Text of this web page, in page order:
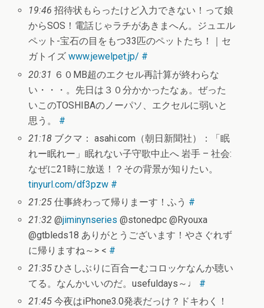
19:46 招待状もらったけど入力できない！って娘
からSOS！電話じゃラチがあきまへん。ジュエル
ペット-宝石の目をもつ33匹のペットたち！｜セ
ガトイズwww.jewelpet.jp/ #
20:31 ６０MB超のエクセル再計算が終わらな
い・・・。先日は３０分かかったなぁ。ぜった
いこのTOSHIBAのノーパソ、エクセルに弱いと
思う。 #
21:18 ブクマ： asahi.com（朝日新聞社）：「眠
れー眠れー」眠れない子守歌中止へ 岩手 – 社会:
なぜに21時に放送！？その背景が知りたい。
tinyurl.com/df3pzw #
21:25 仕事終わって帰りまーす！ふう #
21:32 @jiminynseries @stonedpc @Ryouxa
@gtbleds18 ありがとうございます！やさぐれず
に帰りますね～> < #
21:35 ひさしぶりに百合ーむコロッケなんか聴い
てる。なんかいいのだ。usefuldays～♩ #
21:45 今夜はiPhone3.0発表だっけ？ドキわく！